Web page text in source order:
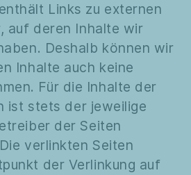
Links zu externen
auf deren Inhalte wir
Deshalb können wir
Inhalte auch keine
Für die Inhalte der
ist stets der jeweilige
der Seiten
verlinkten Seiten
der Verlinkung auf